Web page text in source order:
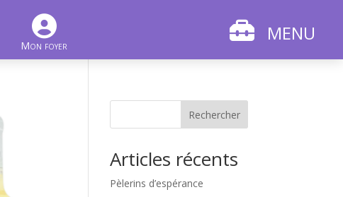
Mon foyer
MENU
Rechercher
Articles récents
Pèlerins d’espérance